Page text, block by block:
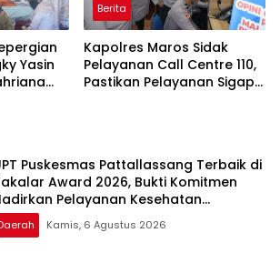
Yasin
Berita
Kapolres Maros Sidak
Pelayanan Call Centre 110,
Pastikan Pelayanan Sigap
Puskesmas Pattallassang Terbaik di
Award 2026, Bukti Komitmen
Pelayanan Kesehatan
Kamis, 6 Agustus 2026